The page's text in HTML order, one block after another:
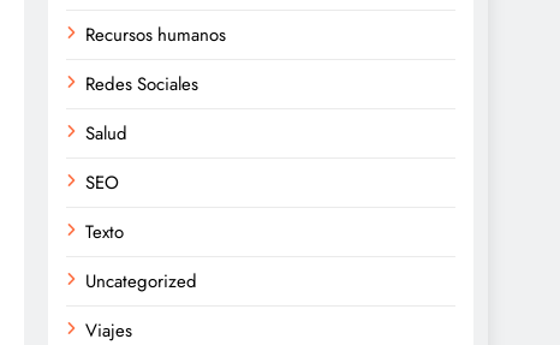
Recursos humanos
Redes Sociales
Salud
SEO
Texto
Uncategorized
Viajes